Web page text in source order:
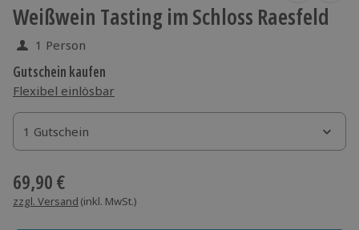
Weißwein Tasting im Schloss Raesfeld
1 Person
Gutschein kaufen
Flexibel einlösbar
1 Gutschein
1 Gutschein
1 Gutschein
69,90 €
zzgl. Versand (inkl. MwSt.)